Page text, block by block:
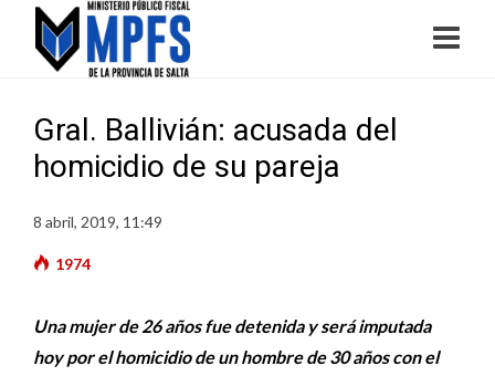
Gral. Ballivián: acusada del
homicidio de su pareja
8 abril, 2019, 11:49
1974
Una mujer de 26 años fue detenida y será imputada
hoy por el homicidio de un hombre de 30 años con el